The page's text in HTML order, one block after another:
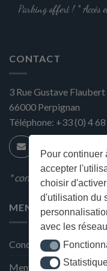
Pour continuer
accepter
choisir
d'utilisation du
avec les
Statistiques
Parking offert ! * Accès
CONTACT
3 Rue Gustave Flaubert
66000 Perpignan
Téléphone: +33 (0) 4
* condition en magasin
MENU
Conditions générales
Mentions Légales et